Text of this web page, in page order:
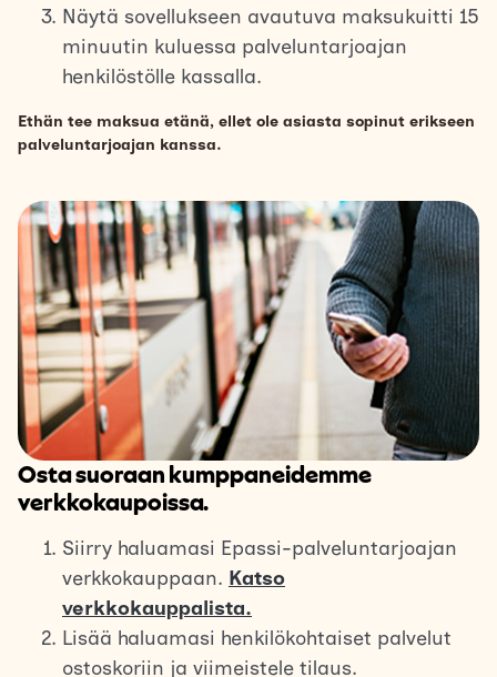
Näytä sovellukseen avautuva maksukuitti 15
minuutin kuluessa palveluntarjoajan
henkilöstölle kassalla.
Ethän tee maksua etänä, ellet ole asiasta sopinut erikseen
palveluntarjoajan kanssa.
Osta suoraan kumppaneidemme
verkkokaupoissa.
Siirry haluamasi Epassi-palveluntarjoajan
verkkokauppaan. Katso
verkkokauppalista.
Lisää haluamasi henkilökohtaiset palvelut
ostoskoriin ja viimeistele tilaus.